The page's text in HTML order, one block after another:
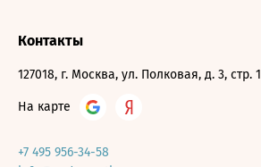
Контакты
127018, г. Москва, ул. Полковая, д. 3, стр. 1
На карте
+7 495 956-34-58